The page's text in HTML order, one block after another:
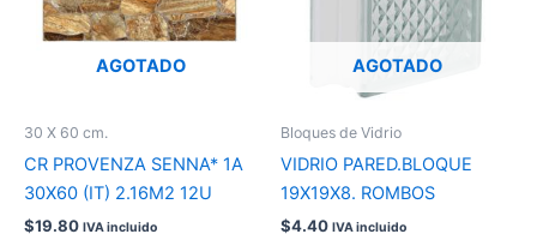
AGOTADO
30 X 60 cm.
CR PROVENZA SENNA* 1A
30X60 (IT) 2.16M2 12U
$19.80 IVA incluido
AGOTADO
Bloques de Vidrio
VIDRIO PARED.BLOQUE
19X19X8. ROMBOS
$4.40 IVA incluido